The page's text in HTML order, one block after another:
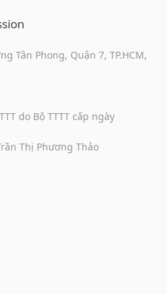
Tân Phong, Quận 7, TP.HCM,
do Bộ TTTT cấp ngày
Thị Phương Thảo